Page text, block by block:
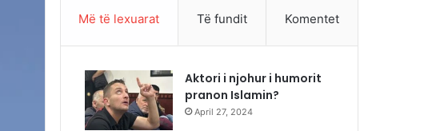
Më të lexuarat Të fundit Komentet
Aktori i njohur i humorit
pranon Islamin?
April 27, 2024